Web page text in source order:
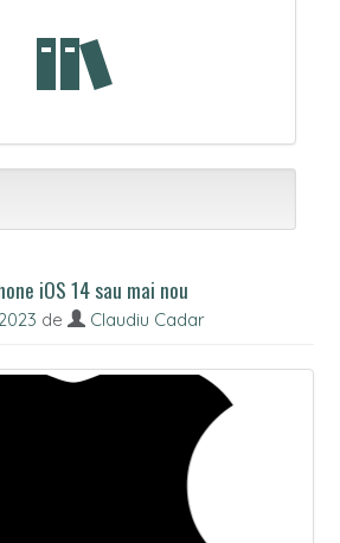
iOS 14 sau mai nou
de Claudiu Cadar